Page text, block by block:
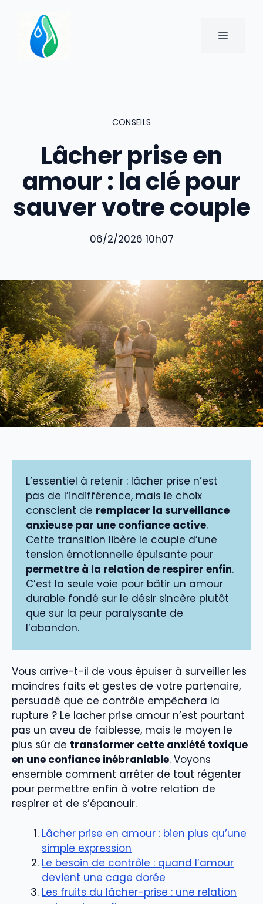
contenu
MENU
CONSEILS
Lâcher prise en
amour : la clé pour
sauver votre couple
06/2/2026 10h07
L’essentiel à retenir : lâcher prise n’est
pas de l’indifférence, mais le choix
conscient de remplacer la surveillance
anxieuse par une confiance active.
Cette transition libère le couple d’une
tension émotionnelle épuisante pour
permettre à la relation de respirer enfin.
C’est la seule voie pour bâtir un amour
durable fondé sur le désir sincère plutôt
que sur la peur paralysante de
l’abandon.
Vous arrive-t-il de vous épuiser à surveiller les
moindres faits et gestes de votre partenaire,
persuadé que ce contrôle empêchera la
rupture ? Le lacher prise amour n’est pourtant
pas un aveu de faiblesse, mais le moyen le
plus sûr de transformer cette anxiété toxique
en une confiance inébranlable. Voyons
ensemble comment arrêter de tout régenter
pour permettre enfin à votre relation de
respirer et de s’épanouir.
Lâcher prise en amour : bien plus qu’une
simple expression
Le besoin de contrôle : quand l’amour
devient une cage dorée
Les fruits du lâcher-prise : une relation